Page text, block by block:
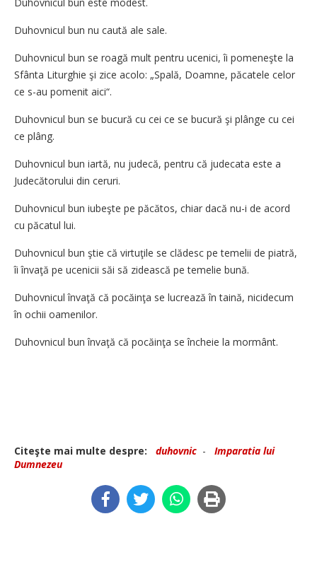
Duhovnicul bun nu caută ale sale.
Duhovnicul bun se roagă mult pentru ucenici, îi pomeneşte la
Sfânta Liturghie şi zice acolo: „Spală, Doamne, păcatele celor
ce s-au pomenit aici“.
Duhovnicul bun se bucură cu cei ce se bucură şi plânge cu cei
ce plâng.
Duhovnicul bun iartă, nu judecă, pentru că judecata este a
Judecătorului din ceruri.
Duhovnicul bun iubeşte pe păcătos, chiar dacă nu-i de acord
cu păcatul lui.
Duhovnicul bun ştie că virtuţile se clădesc pe temelii de piatră,
îi învaţă pe ucenicii săi să zidească pe temelie bună.
Duhovnicul învaţă că pocăinţa se lucrează în taină, nicidecum
în ochii oamenilor.
Duhovnicul bun învaţă că pocăinţa se încheie la mormânt.
Citeşte mai multe despre: duhovnic - Imparatia lui
Dumnezeu